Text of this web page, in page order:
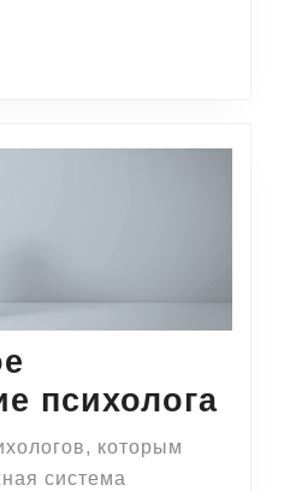
психолога
которым
система